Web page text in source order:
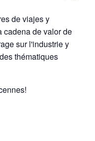
de viajes y
cadena de valor de
sur l'industrie y
thématiques